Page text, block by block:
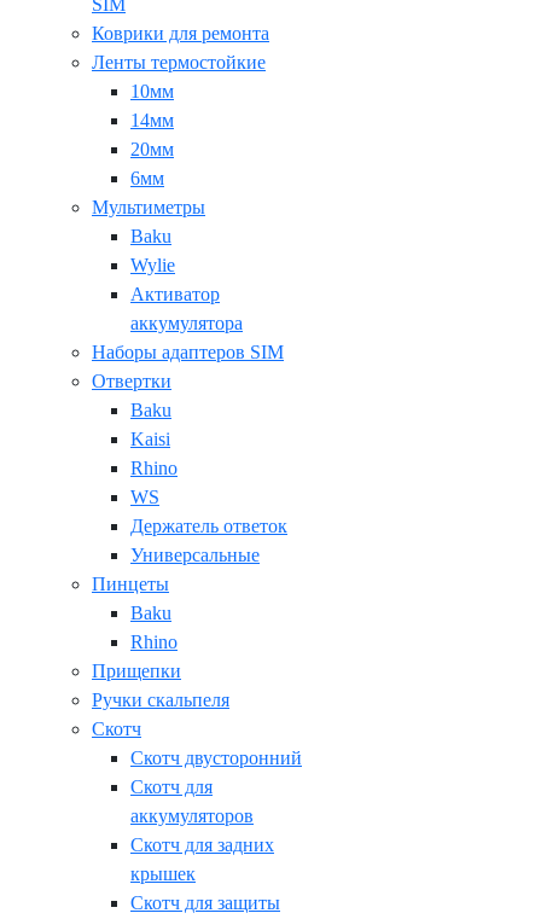
SIM
Коврики для ремонта
Ленты термостойкие
10мм
14мм
20мм
6мм
Мультиметры
Baku
Wylie
Активатор
аккумулятора
Наборы адаптеров SIM
Отвертки
Baku
Kaisi
Rhino
WS
Держатель ответок
Универсальные
Пинцеты
Baku
Rhino
Прищепки
Ручки скальпеля
Скотч
Скотч двусторонний
Скотч для
аккумуляторов
Скотч для задних
крышек
Скотч для защиты